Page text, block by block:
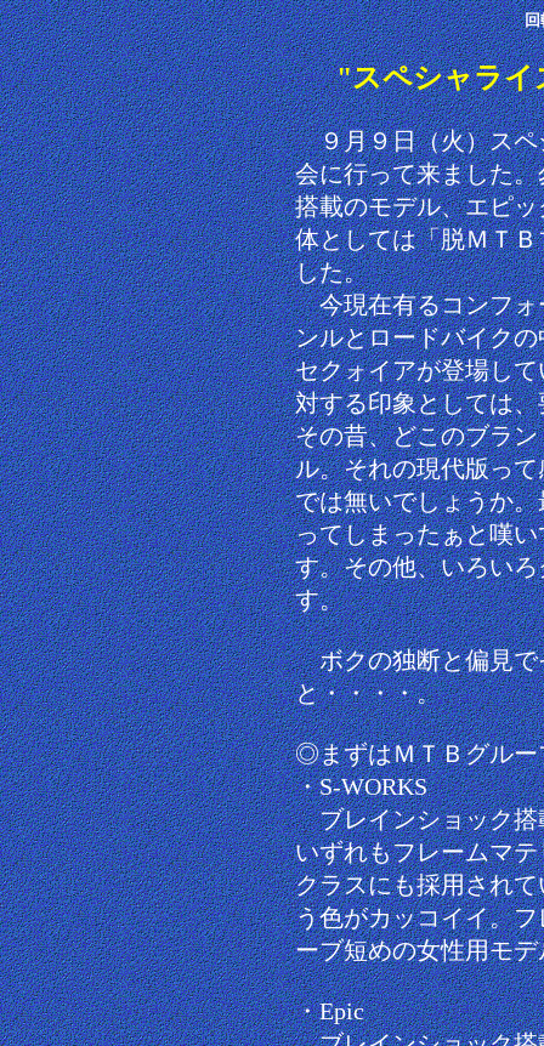
回
"スペシャライ
９月９日（火）スペ
会に行って来ました
搭載のモデル、エピ
体としては「脱ＭＴ
した。
今現在有るコンフォ
ンルとロードバイク
セクォイアが登場し
対する印象としては
その昔、どこのブラ
ル。それの現代版っ
では無いでしょうか
ってしまったぁと嘆
す。その他、いろい
す。
ボクの独断と偏見で
と・・・・。
◎まずはＭＴＢグルー
・S-WORKS
ブレインショック搭
いずれもフレームマ
クラスにも採用され
う色がカッコイイ。
ーブ短めの女性用モ
・Epic